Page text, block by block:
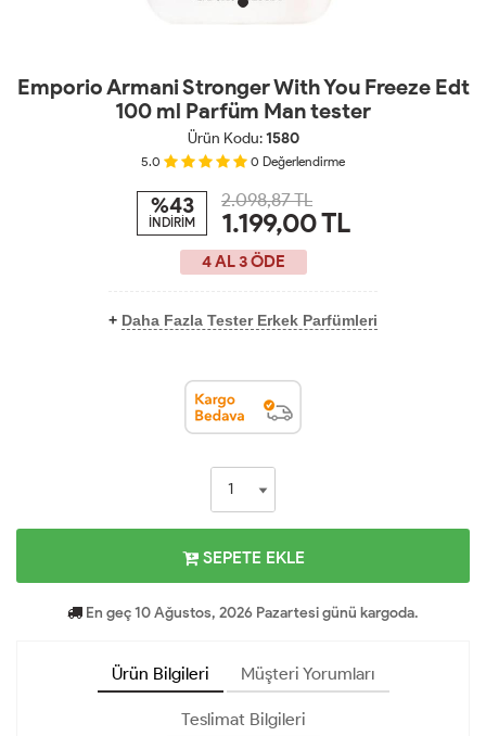
Emporio Armani Stronger With You Freeze Edt
100 ml Parfüm Man tester
Ürün Kodu:1580
5.0 0 Değerlendirme
%43
İNDİRİM
2.098,87 TL
1.199,00TL
4 AL 3 ÖDE
+ Daha Fazla Tester Erkek Parfümleri
SEPETE EKLE
En geç 10 Ağustos, 2026 Pazartesi günü kargoda.
Ürün Bilgileri Müşteri Yorumları
Teslimat Bilgileri